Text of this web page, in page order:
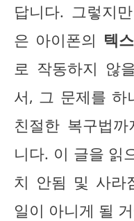
답니다. 그렇지
은 아이폰의 텍
로 작동하지 않
서, 그 문제를 하
친절한 복구법
니다. 이 글을 읽
치 안됨 및 사라
일이 아니게 될